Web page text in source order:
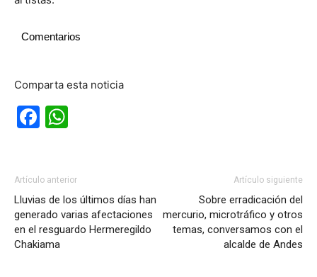
Comentarios
Comparta esta noticia
Facebook
Artículo anterior
Lluvias de los últimos días han
generado varias afectaciones
en el resguardo Hermeregildo
Chakiama
Artículo siguiente
Sobre erradicación del
mercurio, microtráfico y otros
temas, conversamos con el
alcalde de Andes